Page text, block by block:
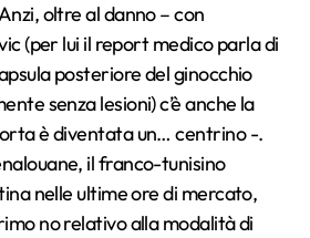
oltre al danno – con
(per lui il report medico parla di
posteriore del ginocchio
senza lesioni) c’è anche la
è diventata un… centrino -.
il franco-tunisino
nelle ultime ore di mercato,
no relativo alla modalità di